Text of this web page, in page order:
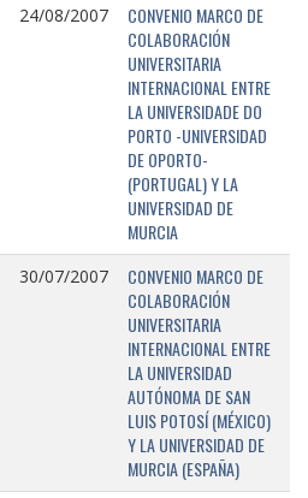
24/08/2007
CONVENIO MARCO DE
COLABORACIÓN
UNIVERSITARIA
INTERNACIONAL ENTRE
LA UNIVERSIDADE DO
PORTO -UNIVERSIDAD
DE OPORTO-
(PORTUGAL) Y LA
UNIVERSIDAD DE
MURCIA
30/07/2007
CONVENIO MARCO DE
COLABORACIÓN
UNIVERSITARIA
INTERNACIONAL ENTRE
LA UNIVERSIDAD
AUTÓNOMA DE SAN
LUIS POTOSÍ (MÉXICO)
Y LA UNIVERSIDAD DE
MURCIA (ESPAÑA)